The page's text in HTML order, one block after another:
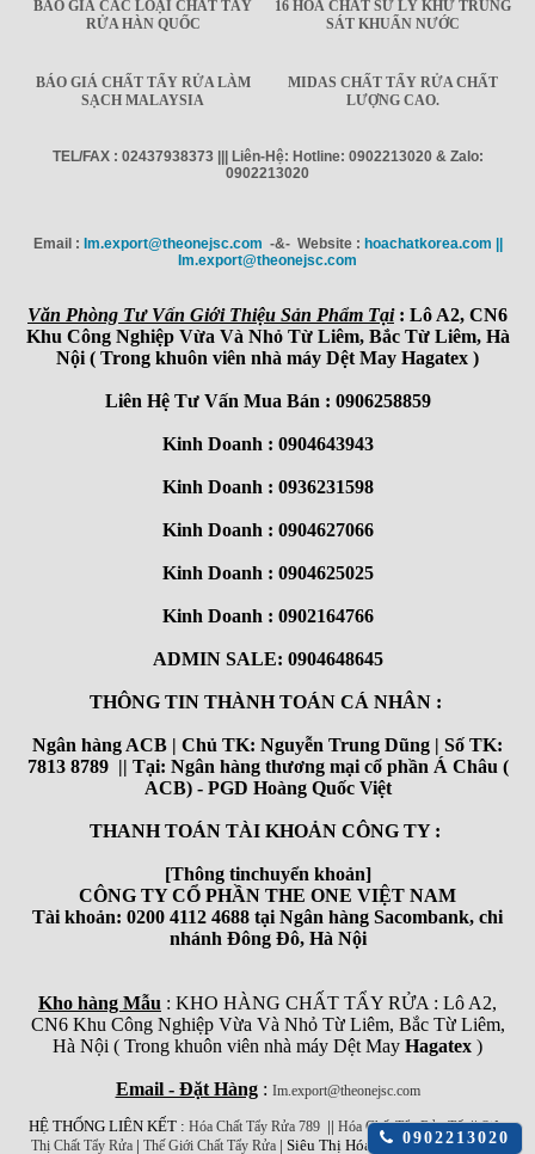
BÁO GIÁ CÁC LOẠI CHẤT TẨY
RỬA HÀN QUỐC
16 HOÁ CHẤT SỬ LÝ KHỬ TRÙNG
SÁT KHUẨN NƯỚC
BÁO GIÁ CHẤT TẨY RỬA LÀM
SẠCH MALAYSIA
MIDAS CHẤT TẨY RỬA CHẤT
LƯỢNG CAO.
TEL/FAX : 02437938373 ||| Liên-Hệ: Hotline: 0902213020 & Zalo:
0902213020
Email : Im.export@theonejsc.com -&- Website : hoachatkorea.com ||
Im.export@theonejsc.com
Click
0902213020
Văn Phòng Tư Vấn Giới Thiệu Sản Phẩm Tại: Lô A2, CN6
Khu Công Nghiệp Vừa Và Nhỏ Từ Liêm, Bắc Từ Liêm, Hà
Nội ( Trong khuôn viên nhà máy Dệt May Hagatex )
Liên Hệ Tư Vấn Mua Bán : 0906258859
Kinh Doanh : 0904643943
Kinh Doanh : 0936231598
Kinh Doanh : 0904627066
Kinh Doanh : 0904625025
Kinh Doanh : 0902164766
ADMIN SALE: 0904648645
THÔNG TIN THÀNH TOÁN CÁ NHÂN :
Ngân hàng ACB | Chủ TK: Nguyễn Trung Dũng | Số TK:
7813 8789 || Tại: Ngân hàng thương mại cổ phần Á Châu (
ACB) - PGD Hoàng Quốc Việt
THANH TOÁN TÀI KHOẢN CÔNG TY :
[Thông tinchuyển khoản]
CÔNG TY CỔ PHẦN THE ONE VIỆT NAM
Tài khoản: 0200 4112 4688 tại Ngân hàng Sacombank, chi
nhánh Đông Đô, Hà Nội
Kho hàng Mẫu : KHO HÀNG CHẤT TẨY RỬA : Lô A2,
CN6 Khu Công Nghiệp Vừa Và Nhỏ Từ Liêm, Bắc Từ Liêm,
Hà Nội ( Trong khuôn viên nhà máy Dệt May Hagatex )
Email - Đặt Hàng: Im.export@theonejsc.com
HỆ THỐNG LIÊN KẾT : Hóa Chất Tẩy Rửa 789 || Hóa Chất Tẩy Rửa Tốt||Siêu
Thị Chất Tẩy Rửa | Thế Giới Chất Tẩy Rửa | Siêu Thị Hóa Chất Công Nghiệp